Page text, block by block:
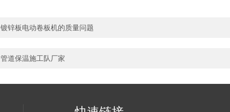
镀锌板电动卷板机的质量问题
管道保温施工队厂家